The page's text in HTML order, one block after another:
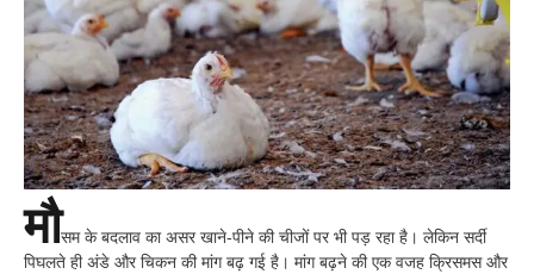
मौसम के बदलाव का असर खाने-पीने की चीजों पर भी पड़ रहा है। लेकिन सर्दी
पिघलते ही अंडे और चिकन की मांग बढ़ गई है। मांग बढ़ने की एक वजह क्रिसमस और